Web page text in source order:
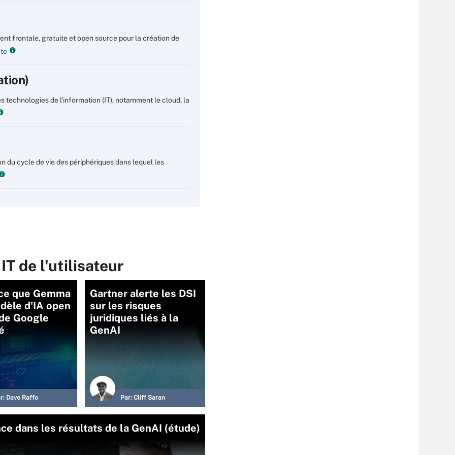
frontale, gratuite et open source pour la création de
technologies de l’information (IT), notamment le cloud, la
du cycle de vie des périphériques dans lequel les
de l'utilisateur
que Gemma
d'IA open
Google
Dave Raffo
Gartner alerte les DSI
sur les risques
juridiques liés à la
GenAI
Par:Cliff Saran
dans les résultats de la GenAI (étude)